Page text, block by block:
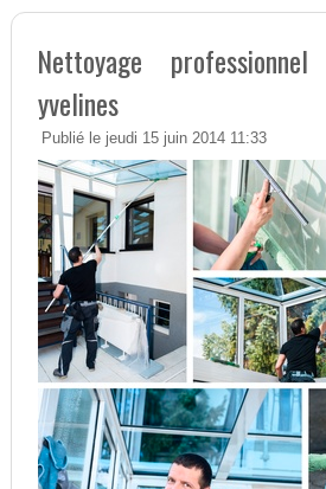
Nettoyage
yvelines
Publié le jeudi 15 juin 2014 11:33